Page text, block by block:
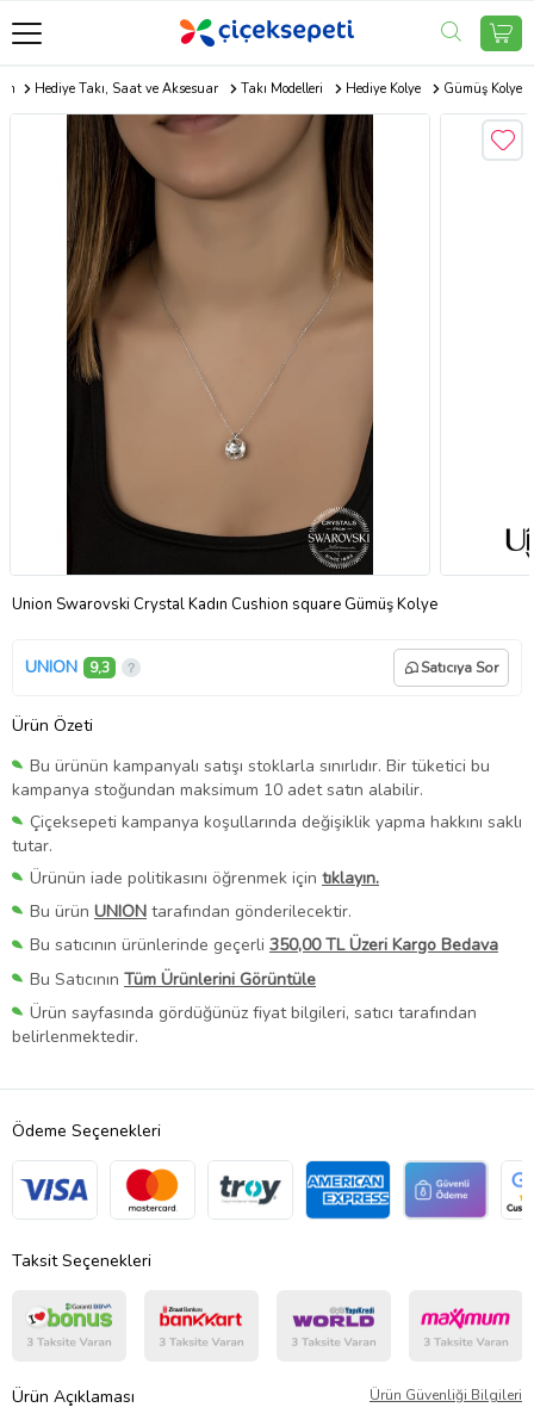
Hediye Takı, Saat ve Aksesuar Takı Modelleri Hediye Kolye Gümüş Kolye
Union Swarovski Crystal Kadın Cushion square Gümüş Kolye
UNION 9,3 Satıcıya Sor
Ürün Özeti
Bu ürünün kampanyalı satışı stoklarla sınırlıdır. Bir tüketici bu
kampanya stoğundan maksimum 10 adet satın alabilir.
Çiçeksepeti kampanya koşullarında değişiklik yapma hakkını saklı
tutar.
Ürünün iade politikasını öğrenmek için tıklayın.
Bu ürün UNION tarafından gönderilecektir.
Bu satıcının ürünlerinde geçerli 350,00 TL Üzeri Kargo Bedava
Bu Satıcının Tüm Ürünlerini Görüntüle
Ürün sayfasında gördüğünüz fiyat bilgileri, satıcı tarafından
belirlenmektedir.
Ödeme Seçenekleri
Taksit Seçenekleri
Ürün Açıklaması Ürün Güvenliği Bilgileri